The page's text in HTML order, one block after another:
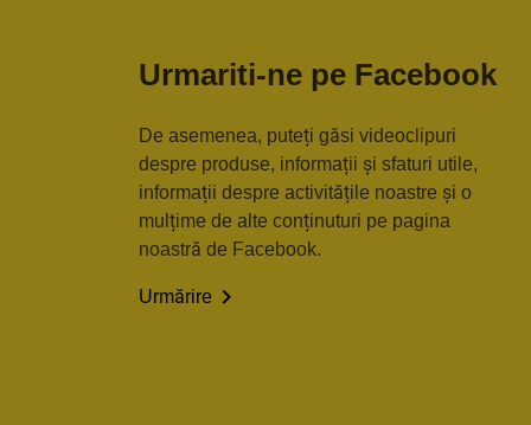
Urmariti-ne pe Facebook
De asemenea, puteți găsi videoclipuri
despre produse, informații și sfaturi utile,
informații despre activitățile noastre și o
mulțime de alte conținuturi pe pagina
noastră de Facebook.
Urmărire 